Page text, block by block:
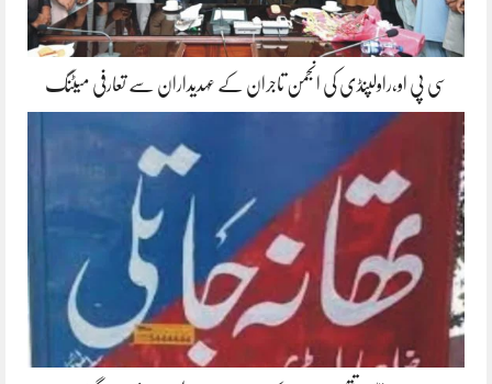
سی پی او،راولپنڈی کی انجمن تاجران کے عہدیداران سے تعارفی میٹنگ